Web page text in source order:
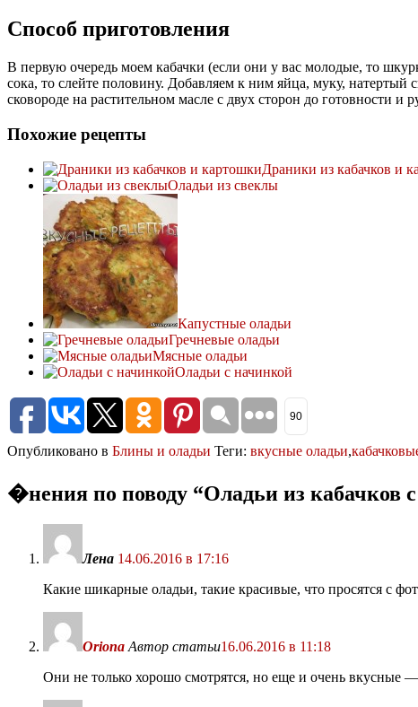
Способ приготовления
В первую очередь моем кабачки (если они у вас молодые, то
сока, то слейте половину. Добавляем к ним яйца, муку,
сковороде на растительном масле с двух сторон до готовности и
Похожие рецепты
Драники из кабачков и
Оладьи из свеклы
Капустные оладьи
Гречневые оладьи
Мясные оладьи
Оладьи с начинкой
90
Опубликовано в Блины и оладьи Теги: вкусные оладьи,
�нения по поводу “Оладьи из кабачков
Лена 14.06.2016 в 17:16
Какие шикарные оладьи, такие красивые, что просятся с
Oriona Автор статьи16.06.2016 в 11:18
Они не только хорошо смотрятся, но еще и очень вкусные —